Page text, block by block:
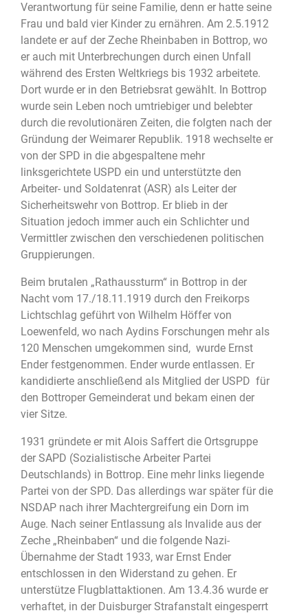
Verantwortung für seine Familie, denn er hatte seine
Frau und bald vier Kinder zu ernähren. Am 2.5.1912
landete er auf der Zeche Rheinbaben in Bottrop, wo
er auch mit Unterbrechungen durch einen Unfall
während des Ersten Weltkriegs bis 1932 arbeitete.
Dort wurde er in den Betriebsrat gewählt. In Bottrop
wurde sein Leben noch umtriebiger und belebter
durch die revolutionären Zeiten, die folgten nach der
Gründung der Weimarer Republik. 1918 wechselte er
von der SPD in die abgespaltene mehr
linksgerichtete USPD ein und unterstützte den
Arbeiter- und Soldatenrat (ASR) als Leiter der
Sicherheitswehr von Bottrop. Er blieb in der
Situation jedoch immer auch ein Schlichter und
Vermittler zwischen den verschiedenen politischen
Gruppierungen.
Beim brutalen „Rathaussturm“ in Bottrop in der
Nacht vom 17./18.11.1919 durch den Freikorps
Lichtschlag geführt von Wilhelm Höffer von
Loewenfeld, wo nach Aydins Forschungen mehr als
120 Menschen umgekommen sind, wurde Ernst
Ender festgenommen. Ender wurde entlassen. Er
kandidierte anschließend als Mitglied der USPD für
den Bottroper Gemeinderat und bekam einen der
vier Sitze.
1931 gründete er mit Alois Saffert die Ortsgruppe
der SAPD (Sozialistische Arbeiter Partei
Deutschlands) in Bottrop. Eine mehr links liegende
Partei von der SPD. Das allerdings war später für die
NSDAP nach ihrer Machtergreifung ein Dorn im
Auge. Nach seiner Entlassung als Invalide aus der
Zeche „Rheinbaben“ und die folgende Nazi-
Übernahme der Stadt 1933, war Ernst Ender
entschlossen in den Widerstand zu gehen. Er
unterstütze Flugblattaktionen. Am 13.4.36 wurde er
verhaftet, in der Duisburger Strafanstalt eingesperrt